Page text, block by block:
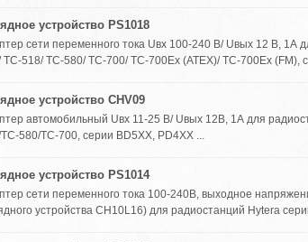
устройство PS1018
сети переменного тока Uвх 100-240 В/ Uвых 12 В, 1А
TC-518/ TC-580/ TC-700/ TC-700Ex (ATEX)/ TC-700Ex (FM),
устройство CHV09
автомобильный Uвх 11-25 В/ Uвых 12В, 1А для
580/TC-700, серии BD5XX, PD4XX ...
устройство PS1014
сети переменного тока 100-240В, выходное
устройства CH10L16) для радиостанций Hytera